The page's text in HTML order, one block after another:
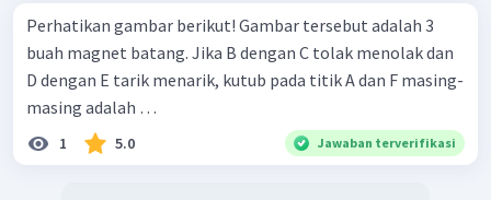
Perhatikan gambar berikut! Gambar tersebut adalah 3
buah magnet batang. Jika B dengan C tolak menolak dan
D dengan E tarik menarik, kutub pada titik A dan F masing-
masing adalah …
1 5.0 Jawaban terverifikasi